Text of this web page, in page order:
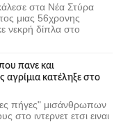
στα Νέα Στύρα
μιας 56χρονης
νεκρή δίπλα στο
πανε και
αγρίμια κατέληξε στο
πήγες" μισάνθρωπων
στο ιντερνετ ετσι ειναι